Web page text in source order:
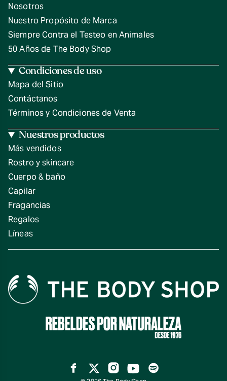
Nosotros
Nuestro Propósito de Marca
Siempre Contra el Testeo en Animales
50 Años de The Body Shop
Condiciones de uso
Mapa del Sitio
Contáctanos
Términos y Condiciones de Venta
Nuestros productos
Más vendidos
Rostro y skincare
Cuerpo & baño
Capilar
Fragancias
Regalos
Líneas
Facebook
TwitterInstagram
YouTube